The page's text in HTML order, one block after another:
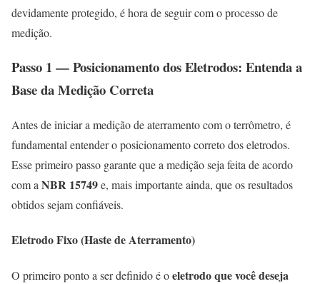
devidamente protegido, é hora de seguir com o processo de
medição.
Passo 1 — Posicionamento dos Eletrodos: Entenda a
Base da Medição Correta
Antes de iniciar a medição de aterramento com o terrômetro, é
fundamental entender o posicionamento correto dos eletrodos.
Esse primeiro passo garante que a medição seja feita de acordo
com a NBR 15749e, mais importante ainda, que os resultados
obtidos sejam confiáveis.
Eletrodo Fixo (Haste de Aterramento)
O primeiro ponto a ser definido é oeletrodo que você deseja